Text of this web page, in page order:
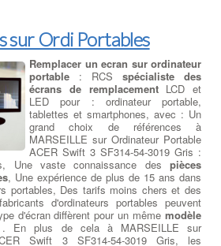
sur Ordi Portables
Remplacer un ecran sur ordinateur
portable : RCS spécialiste des
écrans de remplacementLCD et
LED pour : ordinateur portable,
tablettes et smartphones, avec : Un
grand choix de références à
MARSEILLE sur Ordinateur Portable
ACER Swift 3 SF314-54-3019 Gris :
Une vaste connaissance des pièces
, Une expérience de plus de 15 ans dans
portables, Des tarifs moins chers et des
d'ordinateurs portables peuvent
d'écran diffèrent pour un même modèle
. En plus de cela à MARSEILLE sur
Swift 3 SF314-54-3019 Gris, les